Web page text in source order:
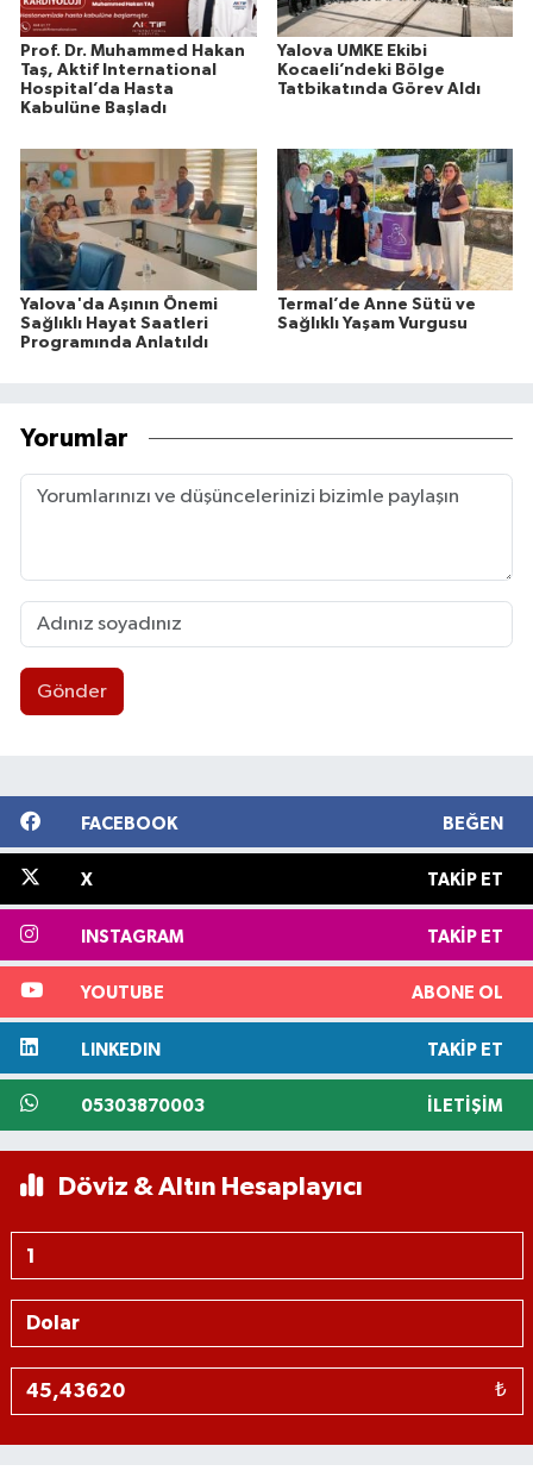
Prof. Dr. Muhammed Hakan
Taş, Aktif International
Hospital’da Hasta
Kabulüne Başladı
Yalova UMKE Ekibi
Kocaeli’ndeki Bölge
Tatbikatında Görev Aldı
Yalova'da Aşının Önemi
Sağlıklı Hayat Saatleri
Programında Anlatıldı
Termal’de Anne Sütü ve
Sağlıklı Yaşam Vurgusu
Yorumlar
Gönder
FACEBOOK BEĞEN
X TAKIP ET
INSTAGRAM TAKIP ET
YOUTUBE ABONE OL
LINKEDIN TAKIP ET
05303870003 İLETIŞIM
Döviz & Altın Hesaplayıcı
₺